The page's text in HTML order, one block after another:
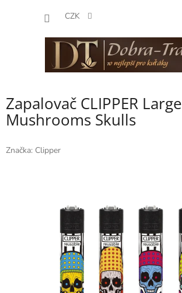
CZK
Zapalovač CLIPPER Large
Mushrooms Skulls
Značka: Clipper